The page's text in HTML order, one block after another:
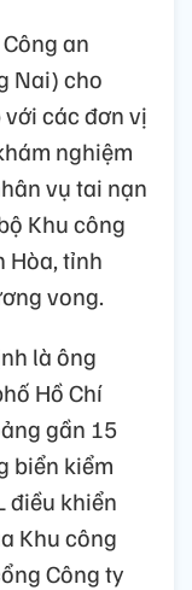
an
Nai) cho
các đơn vị
nghiệm
vụ tai nạn
Khu công
Hòa, tỉnh
vong.
là ông
Hồ Chí
gần 15
biển kiểm
điều khiển
Khu công
Công ty